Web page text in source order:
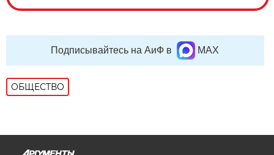
Подписывайтесь на АиФ в MAX
ОБЩЕСТВО